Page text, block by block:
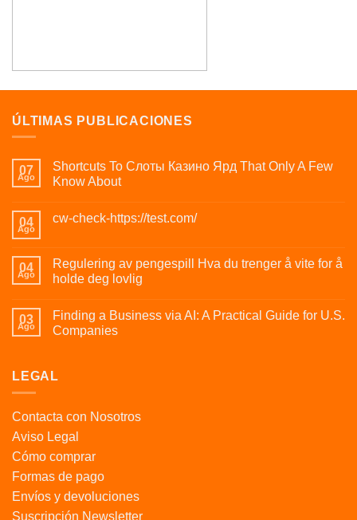
ÚLTIMAS PUBLICACIONES
07
Ago
Shortcuts To Слоты Казино Ярд That Only A Few
Know About
04
Ago
cw-check-https://test.com/
04
Ago
Regulering av pengespill Hva du trenger å vite for å
holde deg lovlig
03
Ago
Finding a Business via AI: A Practical Guide for U.S.
Companies
LEGAL
Contacta con Nosotros
Aviso Legal
Cómo comprar
Formas de pago
Envíos y devoluciones
Suscripción Newsletter